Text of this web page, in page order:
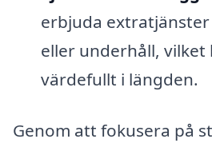
erbjuda
eller underhåll, vilket
värdefullt i längden.
Genom att fokusera på